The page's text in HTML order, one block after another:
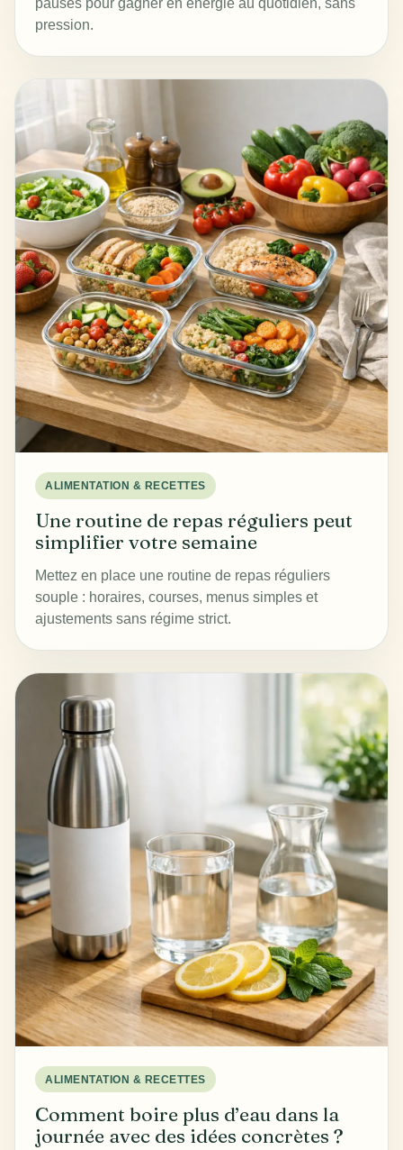
pauses pour gagner en énergie au quotidien, sans
pression.
ALIMENTATION & RECETTES
Une routine de repas réguliers peut
simplifier votre semaine
Mettez en place une routine de repas réguliers
souple : horaires, courses, menus simples et
ajustements sans régime strict.
ALIMENTATION & RECETTES
Comment boire plus d’eau dans la
journée avec des idées concrètes ?